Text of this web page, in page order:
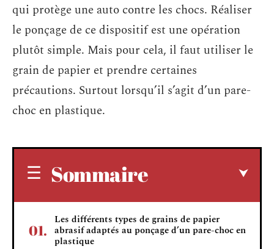
qui protège une auto contre les chocs. Réaliser
le ponçage de ce dispositif est une opération
plutôt simple. Mais pour cela, il faut utiliser le
grain de papier et prendre certaines
précautions. Surtout lorsqu’il s’agit d’un pare-
choc en plastique.
Sommaire
Les différents types de grains de papier
abrasif adaptés au ponçage d’un pare-choc en
plastique